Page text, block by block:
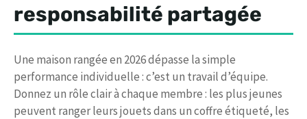
responsabilité partagée
Une maison rangée en 2026 dépasse la simple
performance individuelle : c’est un travail d’équipe.
Donnez un rôle clair à chaque membre : les plus jeunes
peuvent ranger leurs jouets dans un coffre étiqueté, les